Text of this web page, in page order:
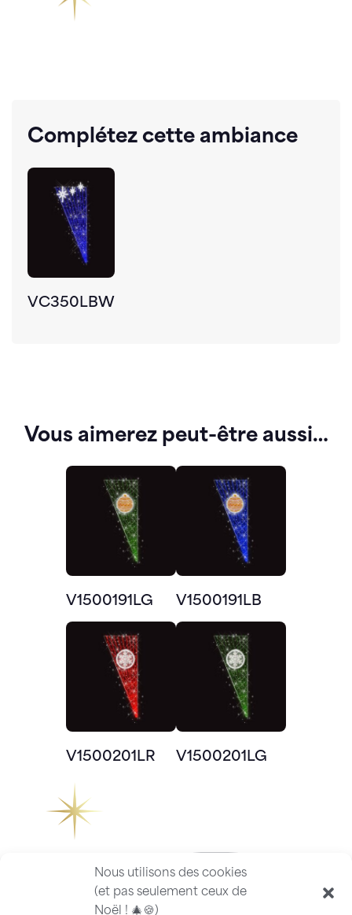
Nous utilisons des cookies
(et pas seulement ceux de
Noël ! 🎄🍪)
Complétez cette ambiance
VC350LBW
Vous aimerez peut-être aussi…
V1500191LG V1500191LB
V1500201LR V1500201LG